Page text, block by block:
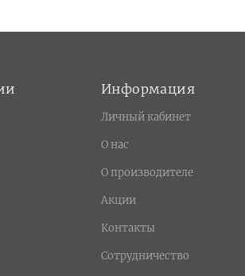
Информация
Личный кабинет
О нас
О производителе
Акции
Контакты
Сотрудничество